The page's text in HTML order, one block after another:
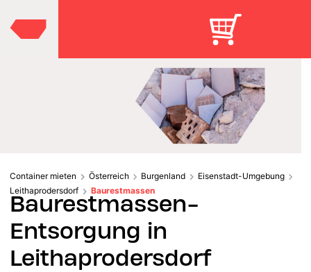
Container mieten Österreich Burgenland
Eisenstadt-Umgebung
Leithaprodersdorf
Baurestmassen
Baurestmassen-
Entsorgung in
Leithaprodersdorf